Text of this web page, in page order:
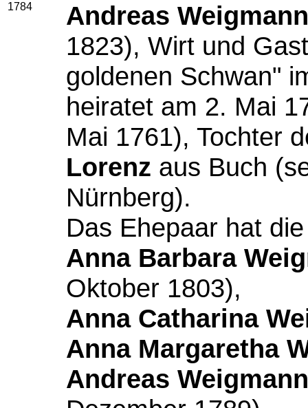
1784
Andreas Weigmann
1823), Wirt und
goldenen Schwan"
heiratet am 2. Mai
Mai 1761), Tochter
Lorenz aus Buch
Nürnberg).
Das Ehepaar hat
Anna Barbara
Oktober 1803),
Anna Catharina
Anna Margaretha
Andreas Weigmann